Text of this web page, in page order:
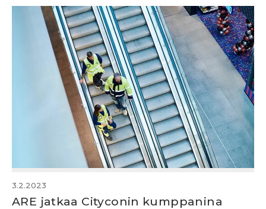
3.2.2023
ARE jatkaa Cityconin kumppanina